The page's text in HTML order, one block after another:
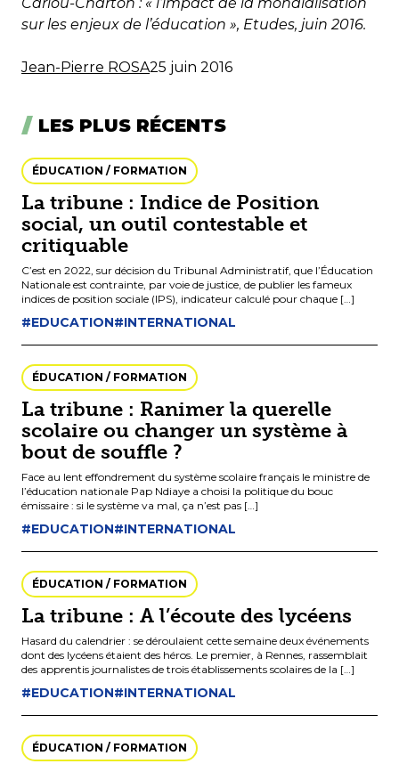
sur les enjeux de l’éducation », Etudes, juin 2016.
Jean-Pierre ROSA25 juin 2016
LES PLUS RÉCENTS
ÉDUCATION / FORMATION
La tribune : Indice de Position
social, un outil contestable et
critiquable
C’est en 2022, sur décision du Tribunal Administratif, que l’Éducation
Nationale est contrainte, par voie de justice, de publier les fameux
indices de position sociale (IPS), indicateur calculé pour chaque […]
#EDUCATION#INTERNATIONAL
ÉDUCATION / FORMATION
La tribune : Ranimer la querelle
scolaire ou changer un système à
bout de souffle ?
Face au lent effondrement du système scolaire français le ministre de
l’éducation nationale Pap Ndiaye a choisi la politique du bouc
émissaire : si le système va mal, ça n’est pas […]
#EDUCATION#INTERNATIONAL
ÉDUCATION / FORMATION
La tribune : A l’écoute des lycéens
Hasard du calendrier : se déroulaient cette semaine deux événements
dont des lycéens étaient des héros. Le premier, à Rennes, rassemblait
des apprentis journalistes de trois établissements scolaires de la […]
#EDUCATION#INTERNATIONAL
ÉDUCATION / FORMATION